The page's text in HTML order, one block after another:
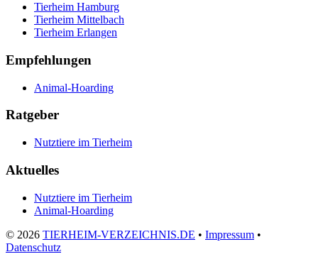
Tierheim Hamburg
Tierheim Mittelbach
Tierheim Erlangen
Empfehlungen
Animal-Hoarding
Ratgeber
Nutztiere im Tierheim
Aktuelles
Nutztiere im Tierheim
Animal-Hoarding
© 2026 TIERHEIM-VERZEICHNIS.DE • Impressum •
Datenschutz